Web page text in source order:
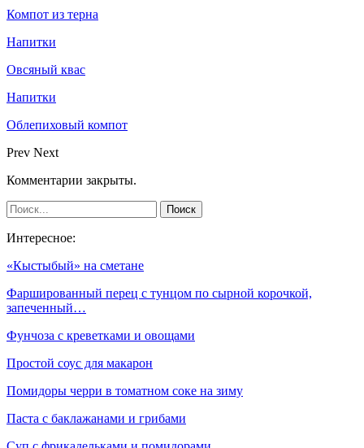
Компот из терна
Напитки
Овсяный квас
Напитки
Облепиховый компот
Prev Next
Комментарии закрыты.
Интересное:
«Кыстыбый» на сметане
Фаршированный перец с тунцом по сырной корочкой,
запеченный…
Фунчоза с креветками и овощами
Простой соус для макарон
Помидоры черри в томатном соке на зиму
Паста с баклажанами и грибами